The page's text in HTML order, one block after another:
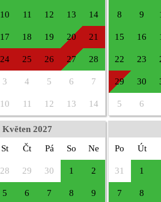
10 11 12 13 14
17 18 19 20 21
24 25 26 27 28
3 4 5 6 7
10 11 12 13 14
8 9
15 16
22 23
29 30
5 6
Květen 2027
St Čt Pá So Ne
28 29 30 1 2
5 6 7 8 9
Po Út
31 1
7 8